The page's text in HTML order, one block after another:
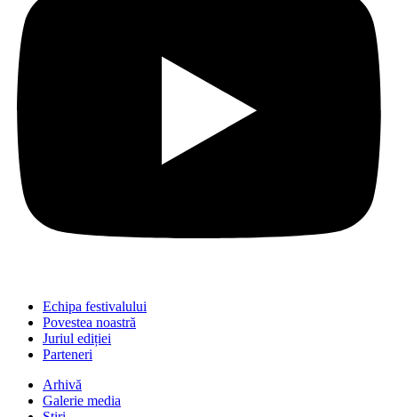
Echipa festivalului
Povestea noastră
Juriul ediției
Parteneri
Arhivă
Galerie media